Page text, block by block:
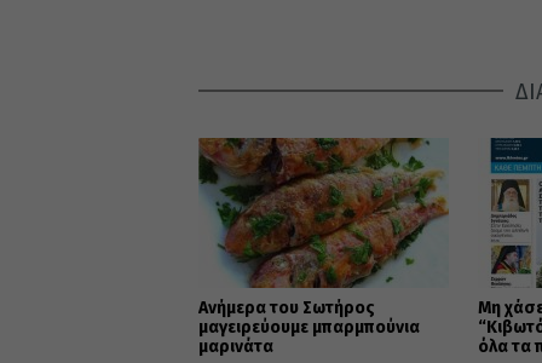
Ανήμερα του Σωτήρος
μαγειρεύουμε μπαρμπούνια
μαρινάτα
Μη
όλα τα